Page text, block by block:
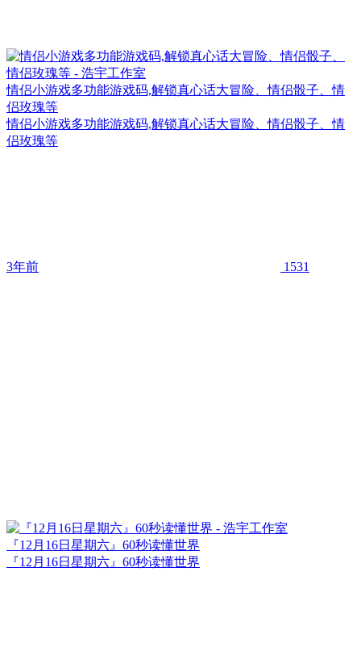
情侣小游戏多功能游戏码,解锁真心话大冒险、情侣骰子、情
侣玫瑰等
情侣小游戏多功能游戏码,解锁真心话大冒险、情侣骰子、情
侣玫瑰等
3年前 1531
『12月16日星期六』60秒读懂世界
『12月16日星期六』60秒读懂世界